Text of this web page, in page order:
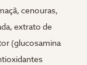
cenouras,
extrato de
(glucosamina